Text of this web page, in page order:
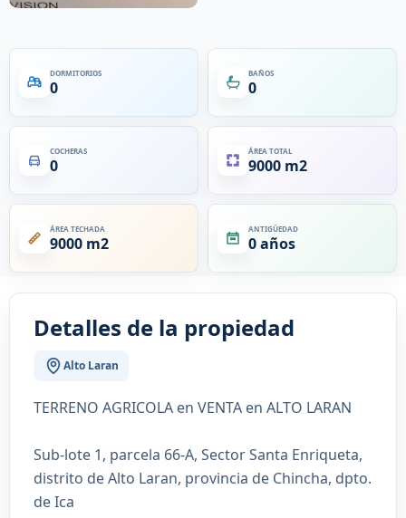
DORMITORIOS
0
BAÑOS
0
COCHERAS
0
ÁREA TOTAL
9000 m2
ÁREA TECHADA
9000 m2
ANTIGÜEDAD
0 años
Detalles de la propiedad
Alto Laran
TERRENO AGRICOLA en VENTA en ALTO LARAN
Sub-lote 1, parcela 66-A, Sector Santa Enriqueta,
distrito de Alto Laran, provincia de Chincha, dpto.
de Ica